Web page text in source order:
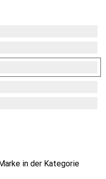
in der Kategorie